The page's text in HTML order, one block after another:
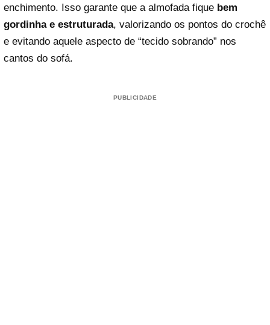
enchimento. Isso garante que a almofada fique bem
gordinha e estruturada, valorizando os pontos do crochê
e evitando aquele aspecto de “tecido sobrando” nos
cantos do sofá.
PUBLICIDADE